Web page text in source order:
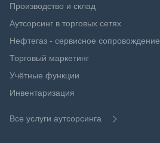
Производство и склад
Аутсорсинг в торговых сетях
Нефтегаз - сервисное сопровождение
Торговый маркетинг
Учётные функции
Инвентаризация
Все услуги аутсорсинга